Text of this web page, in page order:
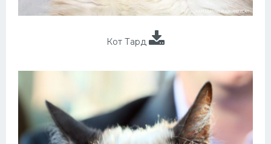
Кот Тард